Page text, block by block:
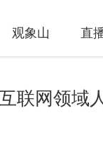
观象山 直
联网领域